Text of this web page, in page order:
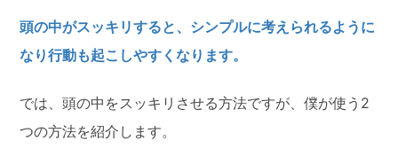
頭の中がスッキリすると、シンプルに考えられるように
なり行動も起こしやすくなります。
では、頭の中をスッキリさせる方法ですが、僕が使う2
つの方法を紹介します。